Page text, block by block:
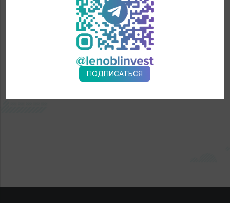
ПОДПИСАТЬСЯ